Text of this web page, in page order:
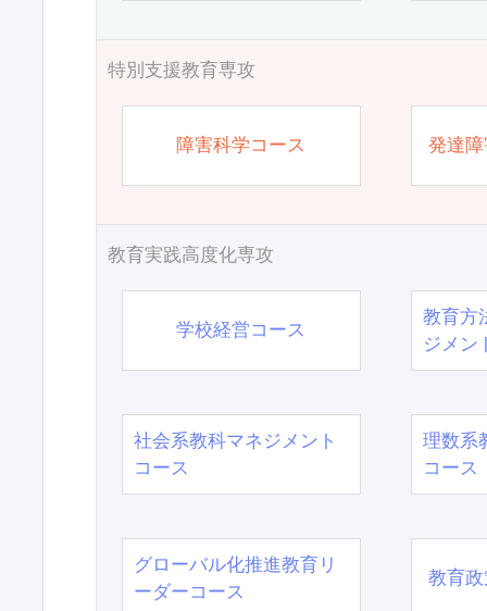
特別支援教育専攻
障害科学コース 発達
教育実践高度化専攻
学校経営コース
教育方
ジメン
社会系教科マネジメント
コース
理数系
コース
グローバル化推進教育リ
ーダーコース
教育